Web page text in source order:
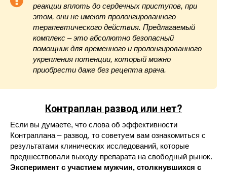
реакции вплоть до сердечных приступов, при
этом, они не имеют пролонгированного
терапевтического действия. Предлагаемый
комплекс – это абсолютно безопасный
помощник для временного и пролонгированного
укрепления потенции, который можно
приобрести даже без рецепта врача.
Контраплан развод или нет?
Если вы думаете, что слова об эффективности
Контраплана – развод, то советуем вам ознакомиться с
результатами клинических исследований, которые
предшествовали выходу препарата на свободный рынок.
Эксперимент с участием мужчин, столкнувшихся с